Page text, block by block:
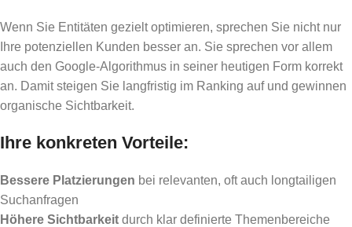
Wenn Sie Entitäten gezielt optimieren, sprechen Sie nicht nur
Ihre potenziellen Kunden besser an. Sie sprechen vor allem
auch den Google-Algorithmus in seiner heutigen Form korrekt
an. Damit steigen Sie langfristig im Ranking auf und gewinnen
organische Sichtbarkeit.
Ihre konkreten Vorteile:
Bessere Platzierungen bei relevanten, oft auch longtailigen
Suchanfragen
Höhere Sichtbarkeit durch klar definierte Themenbereiche